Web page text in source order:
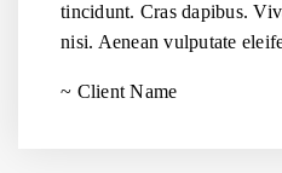
tincidunt. Cras dapibus.
nisi. Aenean vulputate
~ Client Name